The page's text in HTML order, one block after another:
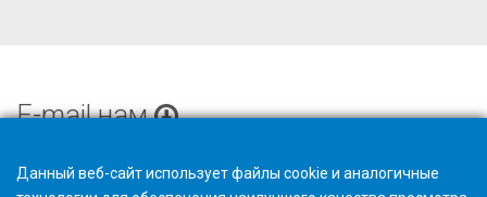
E-mail нам
Данный веб-сайт использует файлы cookie и аналогичные